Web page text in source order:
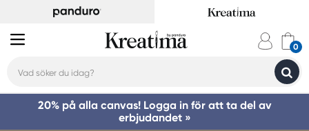
20% på alla canvas! Logga in för att ta del av
erbjudandet »